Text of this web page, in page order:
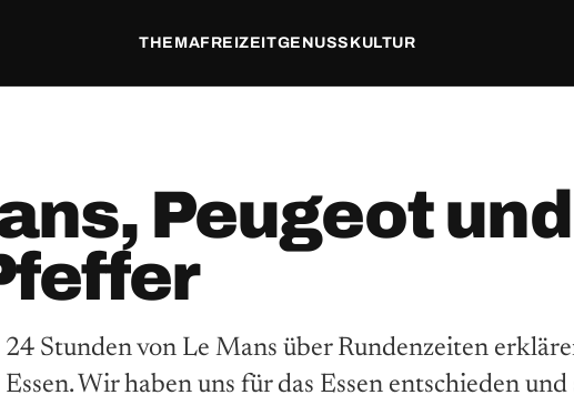
THEMAFREIZEITGENUSS KULTUR
Peugeot und
Stunden von Le Mans über Rundenzeiten
Wir haben uns für das Essen entschieden und